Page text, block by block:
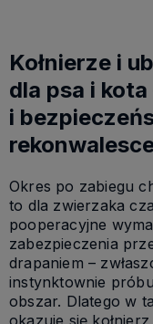
Kołnierze i
dla psa i
i
Okres po zabiegu
to dla zwierzaka
pooperacyjne
zabezpieczenia
drapaniem –
instynktownie
obszar. Dlatego w